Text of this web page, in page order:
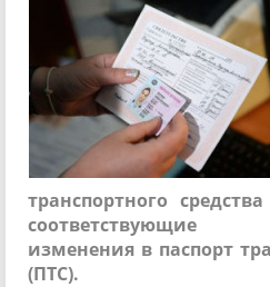
транспортного
соответствующие
изменения в паспорт
(ПТС).